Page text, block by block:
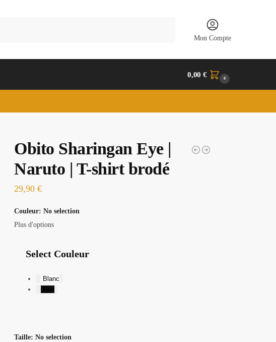
Mon Compte
0,00€ 0
Obito Sharingan Eye |
Naruto | T-shirt brodé
29,90€
Couleur: No selection
Plus d'options
Select Couleur
Blanc
Taille: No selection